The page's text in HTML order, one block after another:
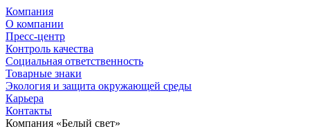
Компания
О компании
Пресс-центр
Контроль качества
Социальная ответственность
Товарные знаки
Экология и защита окружающей среды
Карьера
Контакты
Компания «Белый свет»